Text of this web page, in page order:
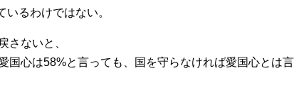
るわけではない。
さないと、
国心は58%と言っても、国を守らなければ愛国心とは言